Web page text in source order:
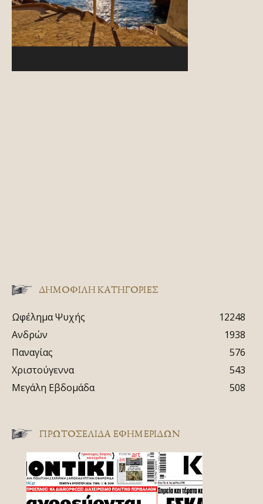
ΔΗΜΟΦΙΛΗ ΚΑΤΗΓΟΡΙΕΣ
Ωφέλημα Ψυχής
12248
Ανδρών
1938
Παναγίας
576
Χριστούγεννα
543
Μεγάλη Εβδομάδα
508
ΠΡΩΤΟΣΈΛΙΔΑ ΕΦΗΜΕΡΊΔΩΝ